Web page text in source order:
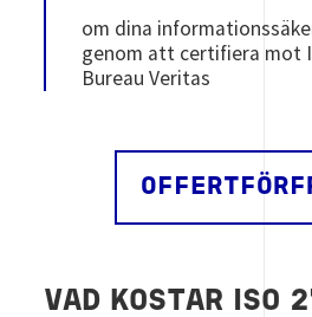
om dina
genom att certifiera mot
Bureau Veritas
VAD KOSTAR ISO